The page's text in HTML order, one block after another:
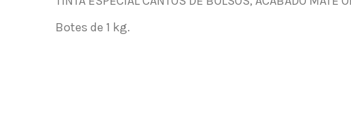
Botes de 1 kg.